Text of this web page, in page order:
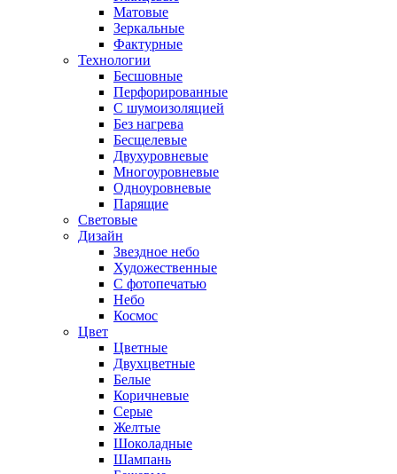
Матовые
Зеркальные
Фактурные
Технологии
Бесшовные
Перфорированные
С шумоизоляцией
Без нагрева
Бесщелевые
Двухуровневые
Многоуровневые
Одноуровневые
Парящие
Световые
Дизайн
Звездное небо
Художественные
С фотопечатью
Небо
Космос
Цвет
Цветные
Двухцветные
Белые
Коричневые
Серые
Желтые
Шоколадные
Шампань